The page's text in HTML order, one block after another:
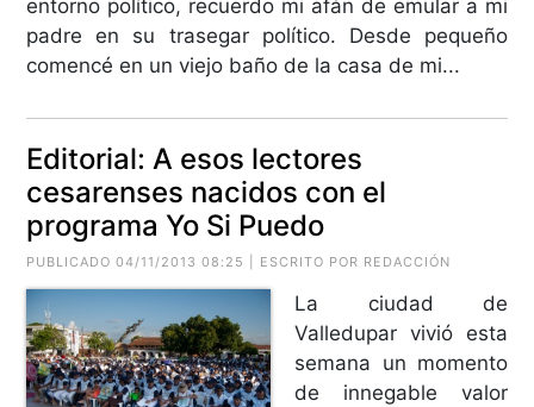
entorno político, recuerdo mi afán de emular a mi
padre en su trasegar político. Desde pequeño
comencé en un viejo baño de la casa de mi...
Editorial: A esos lectores
cesarenses nacidos con el
programa Yo Si Puedo
PUBLICADO 04/11/2013 08:25 | ESCRITO POR REDACCIÓN
La ciudad de
Valledupar vivió esta
semana un momento
de innegable valor